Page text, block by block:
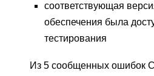
соответствующая
обеспечения была
тестирования
Из 5 сообщенных ошибок